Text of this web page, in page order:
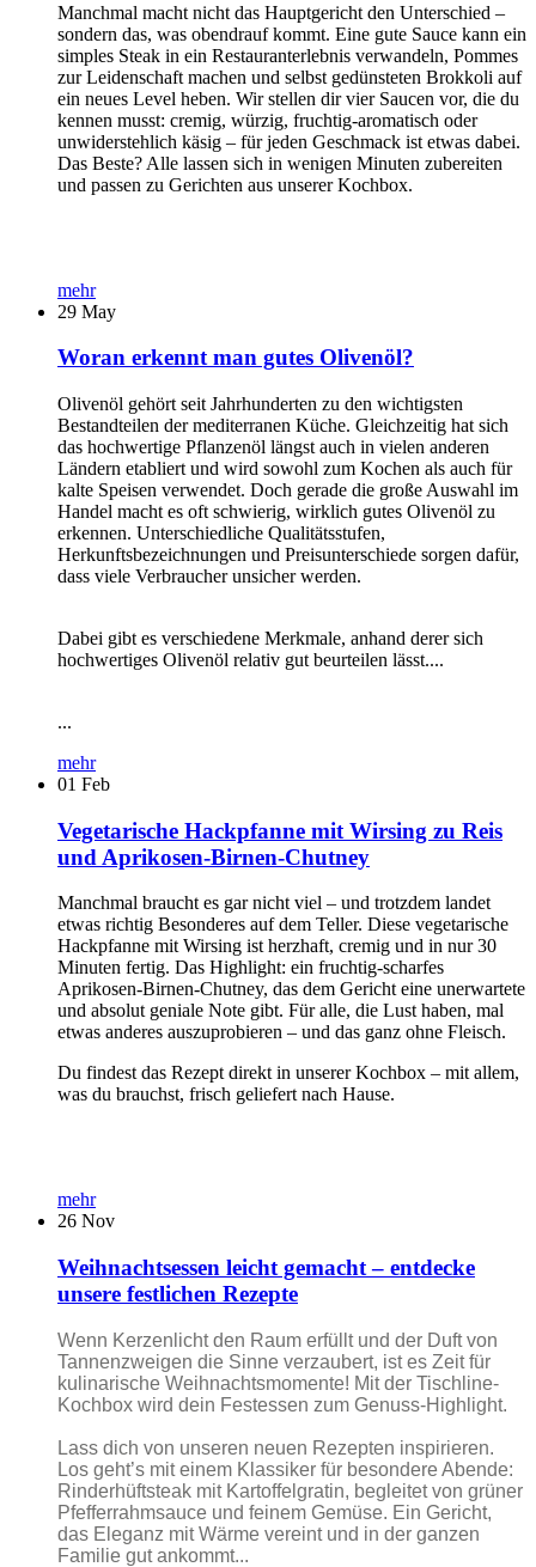
Manchmal macht nicht das Hauptgericht den Unterschied –
sondern das, was obendrauf kommt. Eine gute Sauce kann ein
simples Steak in ein Restauranterlebnis verwandeln, Pommes
zur Leidenschaft machen und selbst gedünsteten Brokkoli auf
ein neues Level heben. Wir stellen dir vier Saucen vor, die du
kennen musst: cremig, würzig, fruchtig-aromatisch oder
unwiderstehlich käsig – für jeden Geschmack ist etwas dabei.
Das Beste? Alle lassen sich in wenigen Minuten zubereiten
und passen zu Gerichten aus unserer Kochbox.
mehr
29 May
Woran erkennt man gutes Olivenöl?
Olivenöl gehört seit Jahrhunderten zu den wichtigsten
Bestandteilen der mediterranen Küche. Gleichzeitig hat sich
das hochwertige Pflanzenöl längst auch in vielen anderen
Ländern etabliert und wird sowohl zum Kochen als auch für
kalte Speisen verwendet. Doch gerade die große Auswahl im
Handel macht es oft schwierig, wirklich gutes Olivenöl zu
erkennen. Unterschiedliche Qualitätsstufen,
Herkunftsbezeichnungen und Preisunterschiede sorgen dafür,
dass viele Verbraucher unsicher werden.
Dabei gibt es verschiedene Merkmale, anhand derer sich
hochwertiges Olivenöl relativ gut beurteilen lässt....
...
mehr
01 Feb
Vegetarische Hackpfanne mit Wirsing zu Reis
und Aprikosen-Birnen-Chutney
Manchmal braucht es gar nicht viel – und trotzdem landet
etwas richtig Besonderes auf dem Teller. Diese vegetarische
Hackpfanne mit Wirsing ist herzhaft, cremig und in nur 30
Minuten fertig. Das Highlight: ein fruchtig-scharfes
Aprikosen-Birnen-Chutney, das dem Gericht eine unerwartete
und absolut geniale Note gibt. Für alle, die Lust haben, mal
etwas anderes auszuprobieren – und das ganz ohne Fleisch.
Du findest das Rezept direkt in unserer Kochbox – mit allem,
was du brauchst, frisch geliefert nach Hause.
mehr
26 Nov
Weihnachtsessen leicht gemacht – entdecke
unsere festlichen Rezepte
Wenn Kerzenlicht den Raum erfüllt und der Duft von
Tannenzweigen die Sinne verzaubert, ist es Zeit für
kulinarische Weihnachtsmomente! Mit der Tischline-
Kochbox wird dein Festessen zum Genuss-Highlight.
Lass dich von unseren neuen Rezepten inspirieren.
Los geht’s mit einem Klassiker für besondere Abende:
Rinderhüftsteak mit Kartoffelgratin, begleitet von grüner
Pfefferrahmsauce und feinem Gemüse. Ein Gericht,
das Eleganz mit Wärme vereint und in der ganzen
Familie gut ankommt...